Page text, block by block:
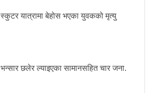
स्कुटर यात्रामा बेहोस भएका युवकको मृत्यु
भन्सार छलेर ल्याइएका सामानसहित चार जना.